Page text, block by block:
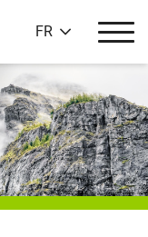
FR